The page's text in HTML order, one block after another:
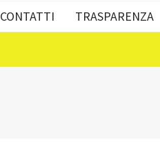
CONTATTI TRASPARENZA